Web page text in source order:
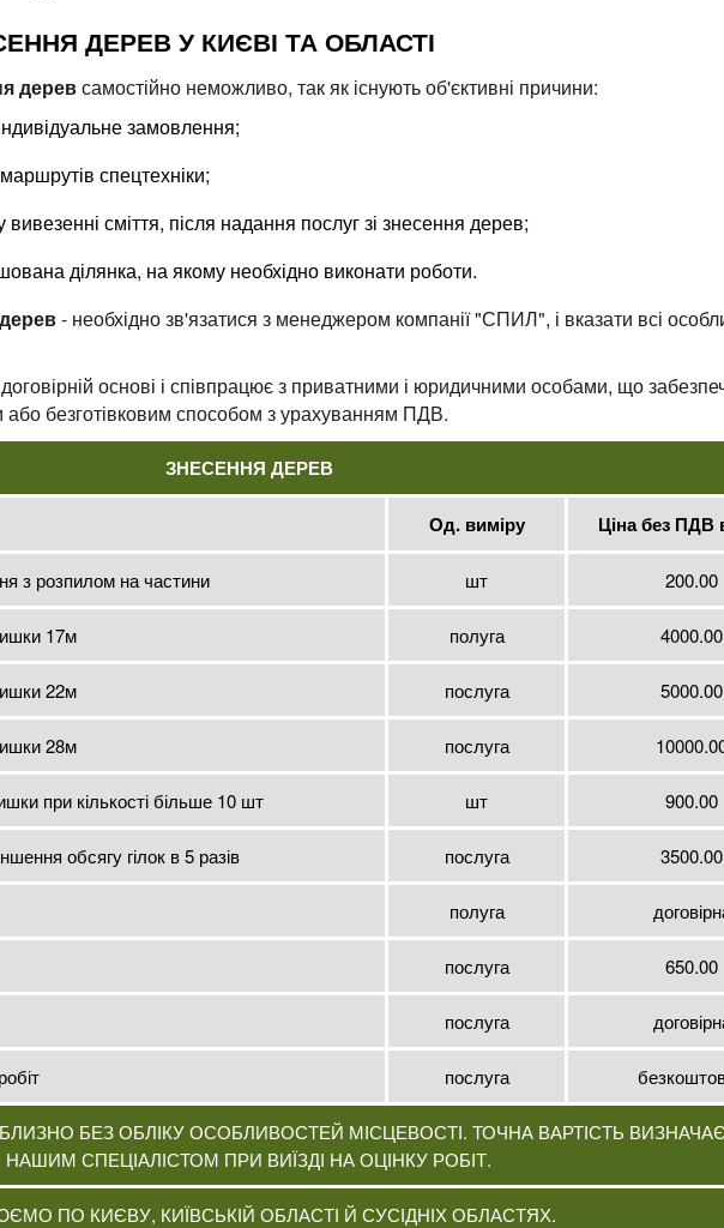
ДЕРЕВ У КИЄВІ ТА ОБЛАСТІ
деревсамостійно неможливо, так як існують об'єктивні причини:
замовлення;
спецтехніки;
вивезенні сміття, після надання послуг зі знесення дерев;
ділянка, на якому необхідно виконати роботи.
- необхідно зв'язатися з менеджером компанії "СПИЛ", і вказати всі
основі і співпрацює з приватними і юридичними особами, що
або безготівковим способом з урахуванням ПДВ.
ЗНЕСЕННЯ ДЕРЕВ
Од. виміру Ціна без ПДВ
з розпилом на частини шт 200.00
17м полуга 4000.00
22м послуга 5000.00
28м послуга
при кількості більше 10 шт шт 900.00
обсягу гілок в 5 разів послуга 3500.00
полуга
послуга 650.00
послуга
послуга
БЕЗ ОБЛІКУ ОСОБЛИВОСТЕЙ МІСЦЕВОСТІ. ТОЧНА ВАРТІСТЬ
НАШИМ СПЕЦІАЛІСТОМ ПРИ ВИЇЗДІ НА ОЦІНКУ РОБІТ.
ПО КИЄВУ, КИЇВСЬКІЙ ОБЛАСТІ Й СУСІДНІХ ОБЛАСТЯХ.